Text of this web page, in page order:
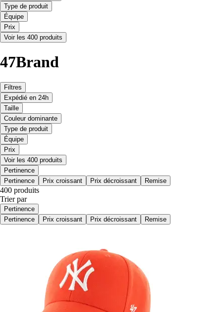
Type de produit
Équipe
Prix
Voir les 400 produits
47Brand
Filtres
Expédié en 24h
Taille
Couleur dominante
Type de produit
Équipe
Prix
Voir les 400 produits
Pertinence
Pertinence
Prix croissant Prix décroissant Remise
400 produits
Trier par
Pertinence
Pertinence
Prix croissant Prix décroissant Remise